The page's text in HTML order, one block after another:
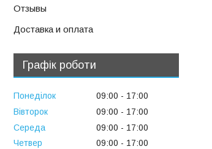
Отзывы
Доставка и оплата
Графік роботи
Понеділок 09:00
17:00
Вівторок
09:00
17:00
Середа
09:00
17:00
Четвер
09:00
17:00